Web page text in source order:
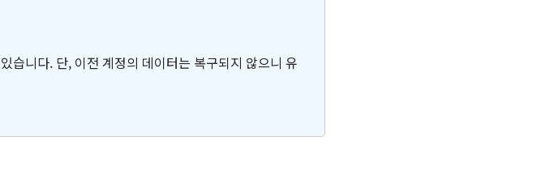
습니다. 단, 이전 계정의 데이터는 복구되지 않으니 유